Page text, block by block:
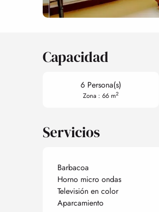
Capacidad
6 Persona(s)
Zona : 66 m2
Servicios
Barbacoa
Horno micro ondas
Televisión en color
Aparcamiento